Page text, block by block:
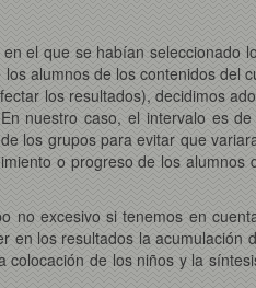
el que se habían seleccionado
alumnos de los contenidos del
los resultados), decidimos
nuestro caso, el intervalo es
los grupos para evitar que
o progreso de los alumnos
no excesivo si tenemos en
los resultados la acumulación
de los niños y la